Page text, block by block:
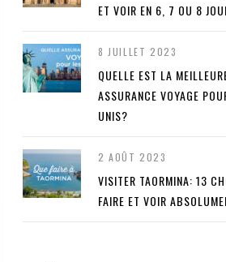
ET VOIR EN 6, 7 OU 8
8 JUILLET 2023
QUELLE EST LA
ASSURANCE VOYAGE
UNIS?
2 AOÛT 2023
VISITER TAORMINA: 13
FAIRE ET VOIR